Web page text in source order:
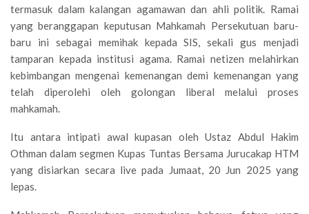
termasuk dalam kalangan agamawan dan ahli politik. Ramai
yang beranggapan keputusan Mahkamah Persekutuan baru-
baru ini sebagai memihak kepada SIS, sekali gus menjadi
tamparan kepada institusi agama. Ramai netizen melahirkan
kebimbangan mengenai kemenangan demi kemenangan yang
telah diperolehi oleh golongan liberal melalui proses
mahkamah.
Itu antara intipati awal kupasan oleh Ustaz Abdul Hakim
Othman dalam segmen Kupas Tuntas Bersama Jurucakap HTM
yang disiarkan secara live pada Jumaat, 20 Jun 2025 yang
lepas.